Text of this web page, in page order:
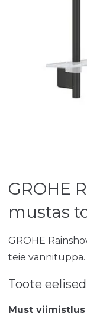
GROHE
mustas
GROHE
teie
Toote eelised
Must viimistlus